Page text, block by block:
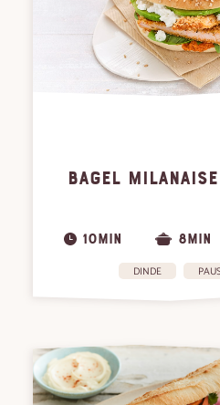
BAGEL
10MIN 8MIN
DINDE